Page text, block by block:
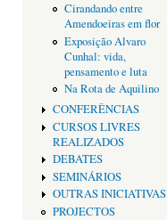
Cirandando entre
Amendoeiras em flor
Exposição Alvaro
Cunhal: vida,
pensamento e luta
Na Rota de Aquilino
CONFERÊNCIAS
CURSOS LIVRES
REALIZADOS
DEBATES
SEMINÁRIOS
OUTRAS INICIATIVAS
PROJECTOS